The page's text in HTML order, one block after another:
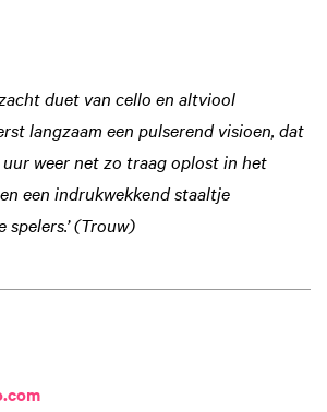
duet van cello en altviool
langzaam een pulserend visioen, dat
weer net zo traag oplost in het
een indrukwekkend staaltje
(Trouw)